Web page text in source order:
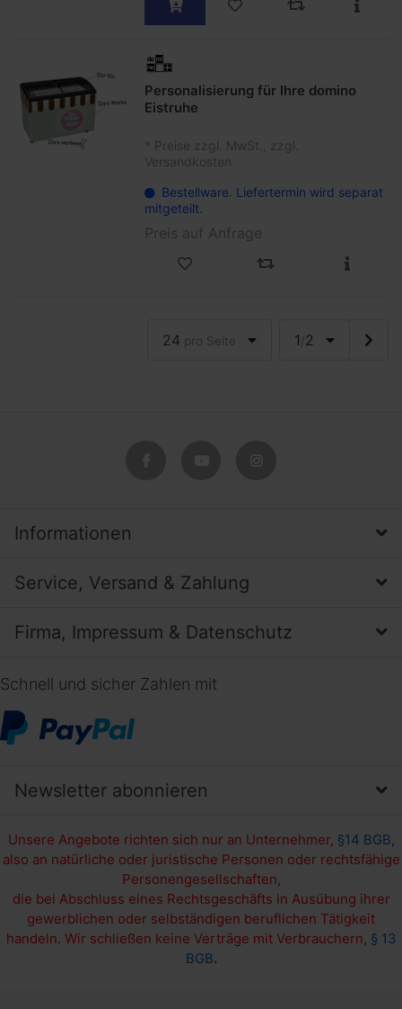
Personalisierung für Ihre domino
Eistruhe
* Preise zzgl. MwSt., zzgl.
Versandkosten
Bestellware. Liefertermin wird separat
mitgeteilt.
Preis auf Anfrage
24 pro Seite 1/2
Informationen
Service, Versand & Zahlung
Firma, Impressum & Datenschutz
Schnell und sicher Zahlen mit
Newsletter abonnieren
Unsere Angebote richten sich nur an Unternehmer, §14 BGB,
also an natürliche oder juristische Personen oder rechtsfähige
Personengesellschaften,
die bei Abschluss eines Rechtsgeschäfts in Ausübung ihrer
gewerblichen oder selbständigen beruflichen Tätigkeit
handeln. Wir schließen keine Verträge mit Verbrauchern, § 13
BGB.